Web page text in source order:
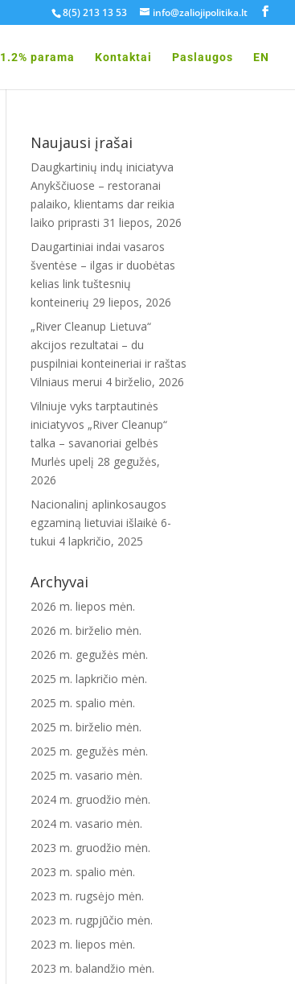
8(5) 213 13 53 info@zaliojipolitika.lt
1.2% parama Kontaktai Paslaugos EN
Naujausi įrašai
Daugkartinių indų iniciatyva
Anykščiuose – restoranai
palaiko, klientams dar reikia
laiko priprasti 31 liepos, 2026
Daugartiniai indai vasaros
šventėse – ilgas ir duobėtas
kelias link tuštesnių
konteinerių 29 liepos, 2026
„River Cleanup Lietuva“
akcijos rezultatai – du
puspilniai konteineriai ir raštas
Vilniaus merui 4 birželio, 2026
Vilniuje vyks tarptautinės
iniciatyvos „River Cleanup“
talka – savanoriai gelbės
Murlės upelį 28 gegužės,
2026
Nacionalinį aplinkosaugos
egzaminą lietuviai išlaikė 6-
tukui 4 lapkričio, 2025
Archyvai
2026 m. liepos mėn.
2026 m. birželio mėn.
2026 m. gegužės mėn.
2025 m. lapkričio mėn.
2025 m. spalio mėn.
2025 m. birželio mėn.
2025 m. gegužės mėn.
2025 m. vasario mėn.
2024 m. gruodžio mėn.
2024 m. vasario mėn.
2023 m. gruodžio mėn.
2023 m. spalio mėn.
2023 m. rugsėjo mėn.
2023 m. rugpjūčio mėn.
2023 m. liepos mėn.
2023 m. balandžio mėn.